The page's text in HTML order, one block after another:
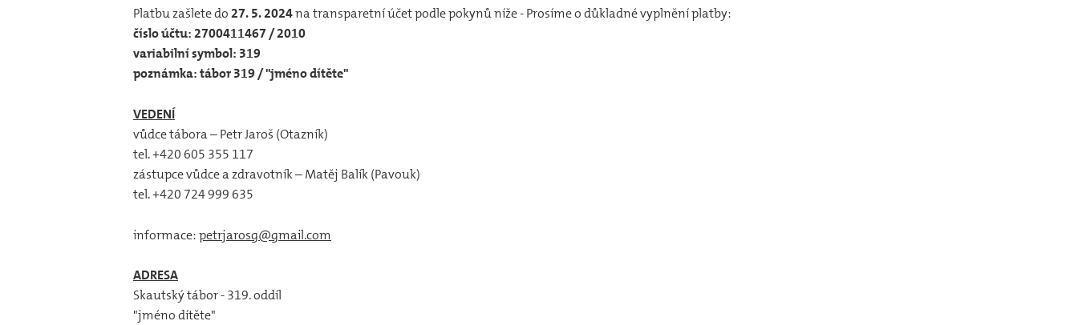
Platbu zašlete do27. 5. 2024na transparetní účet podle pokynů níže - Prosíme o důkladné vyplnění platby:
číslo účtu: 2700411467 / 2010
variabilní symbol: 319
poznámka: tábor 319 / "jméno dítěte"
VEDENÍ
vůdce tábora – Petr Jaroš (Otazník)
tel. +420 605 355 117
zástupce vůdce a zdravotník – Matěj Balík (Pavouk)
tel. +420 724 999 635
informace:petrjarosg@gmail.com
ADRESA
Skautský tábor - 319. oddíl
"jméno dítěte"